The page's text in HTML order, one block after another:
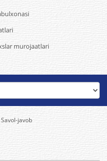
murojaatlari
Savol-javob